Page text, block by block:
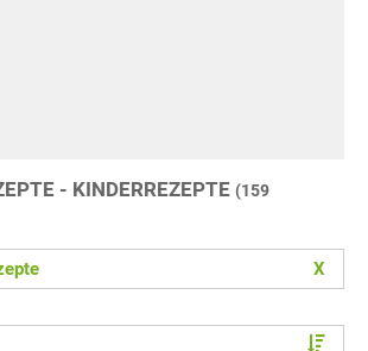
- KINDERREZEPTE (159
X